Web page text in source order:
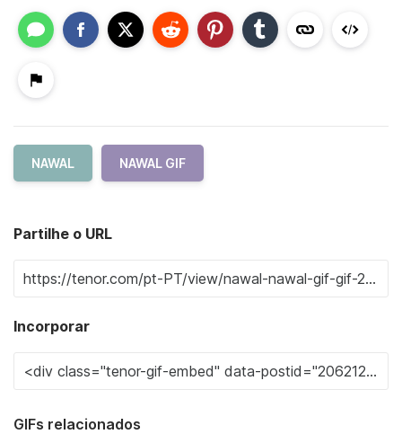
NAWAL NAWAL GIF
Partilhe o URL
Incorporar
GIFs relacionados